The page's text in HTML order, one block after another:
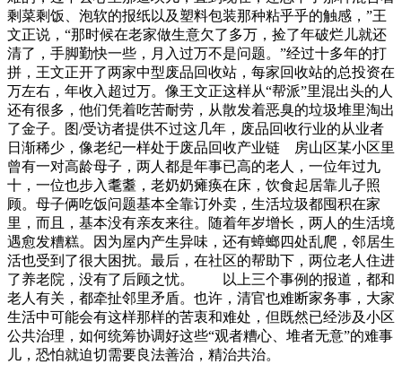
剩菜剩饭、泡软的报纸以及塑料包装那种粘乎乎的触感，”王
文正说，“那时候在老家做生意欠了多万，捡了年破烂儿就还
清了，手脚勤快一些，月入过万不是问题。”经过十多年的打
拼，王文正开了两家中型废品回收站，每家回收站的总投资在
万左右，年收入超过万。像王文正这样从“帮派”里混出头的人
还有很多，他们凭着吃苦耐劳，从散发着恶臭的垃圾堆里淘出
了金子。图/受访者提供不过这几年，废品回收行业的从业者
日渐稀少，像老纪一样处于废品回收产业链 房山区某小区里
曾有一对高龄母子，两人都是年事已高的老人，一位年过九
十，一位也步入耄耋，老奶奶瘫痪在床，饮食起居靠儿子照
顾。母子俩吃饭问题基本全靠订外卖，生活垃圾都囤积在家
里，而且，基本没有亲友来往。随着年岁增长，两人的生活境
遇愈发糟糕。因为屋内产生异味，还有蟑螂四处乱爬，邻居生
活也受到了很大困扰。最后，在社区的帮助下，两位老人住进
了养老院，没有了后顾之忧。 以上三个事例的报道，都和
老人有关，都牵扯邻里矛盾。也许，清官也难断家务事，大家
生活中可能会有这样那样的苦衷和难处，但既然已经涉及小区
公共治理，如何统筹协调好这些“观者糟心、堆者无意”的难事
儿，恐怕就迫切需要良法善治，精治共治。